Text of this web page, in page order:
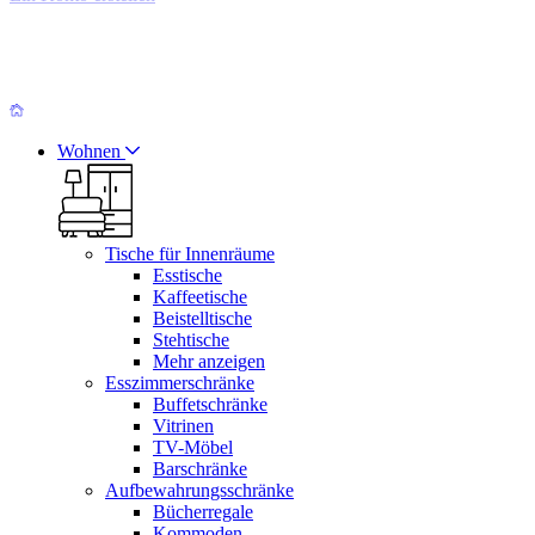
Wohnen
Tische für Innenräume
Esstische
Kaffeetische
Beistelltische
Stehtische
Mehr anzeigen
Esszimmerschränke
Buffetschränke
Vitrinen
TV-Möbel
Barschränke
Aufbewahrungsschränke
Bücherregale